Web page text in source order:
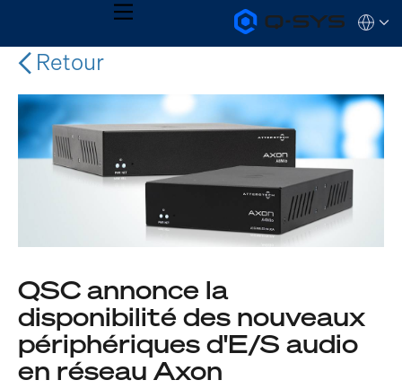
Q-
SYS
MENU
QSYS.com (English)
India (English)
Deutsch
Español
Français
日本語
한국어
Retour
QSC annonce la
disponibilité des nouveaux
périphériques d'E/S audio
en réseau Axon